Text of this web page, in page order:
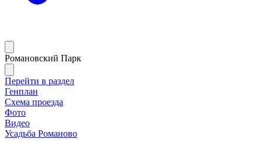
Романовский Парк
Перейти в раздел
Генплан
Схема проезда
Фото
Видео
Усадьба Романово